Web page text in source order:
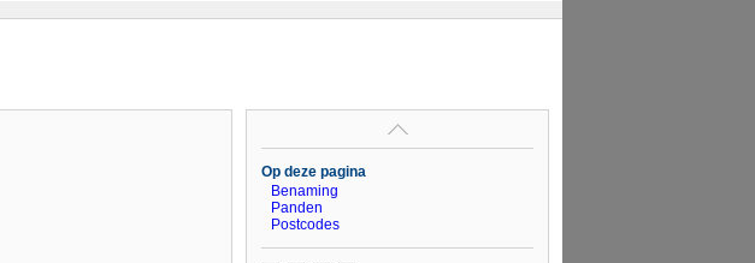
Op deze pagina
Benaming
Panden
Postcodes